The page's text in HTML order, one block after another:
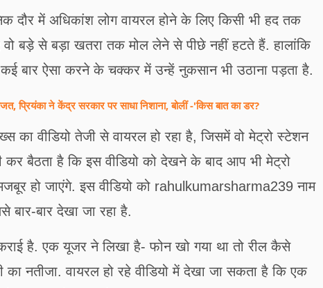
दौर में अधिकांश लोग वायरल होने के लिए किसी भी हद तक
वो बड़े से बड़ा खतरा तक मोल लेने से पीछे नहीं हटते हैं. हालांकि
बार ऐसा करने के चक्कर में उन्हें नुकसान भी उठाना पड़ता है.
प्रियंका ने केंद्र सरकार पर साधा निशाना, बोलीं -'किस बात का डर?
का वीडियो तेजी से वायरल हो रहा है, जिसमें वो मेट्रो स्टेशन
कर बैठता है कि इस वीडियो को देखने के बाद आप भी मेट्रो
हो जाएंगे. इस वीडियो को rahulkumarsharma239 नाम
बार-बार देखा जा रहा है.
है. एक यूजर ने लिखा है- फोन खो गया था तो रील कैसे
नतीजा. वायरल हो रहे वीडियो में देखा जा सकता है कि एक